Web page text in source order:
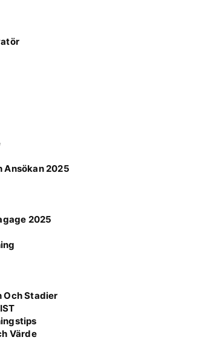
Ansökan 2025
2025
Och Stadier
Värde